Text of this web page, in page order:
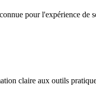
pour l'expérience de
claire aux outils